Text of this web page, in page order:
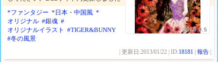
2013.9.5
*ファンタジー *日本・中国風 *
オリジナル #銀魂 #
オリジナルイラスト
#TIGER&BUNNY
#冬の風景
| 更新日:2013/01/22 | ID:18181 |報告